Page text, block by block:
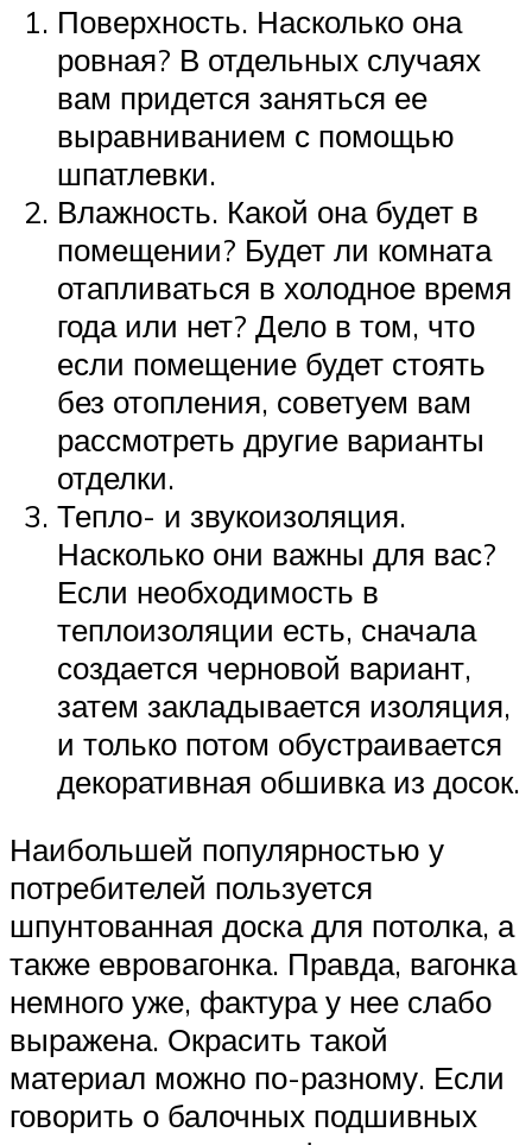
Поверхность. Насколько она
ровная? В отдельных случаях
вам придется заняться ее
выравниванием с помощью
шпатлевки.
Влажность. Какой она будет в
помещении? Будет ли комната
отапливаться в холодное время
года или нет? Дело в том, что
если помещение будет стоять
без отопления, советуем вам
рассмотреть другие варианты
отделки.
Тепло- и звукоизоляция.
Насколько они важны для вас?
Если необходимость в
теплоизоляции есть, сначала
создается черновой вариант,
затем закладывается изоляция,
и только потом обустраивается
декоративная обшивка из досок.
Наибольшей популярностью у
потребителей пользуется
шпунтованная доска для потолка, а
также евровагонка. Правда, вагонка
немного уже, фактура у нее слабо
выражена. Окрасить такой
материал можно по-разному. Если
говорить о балочных подшивных